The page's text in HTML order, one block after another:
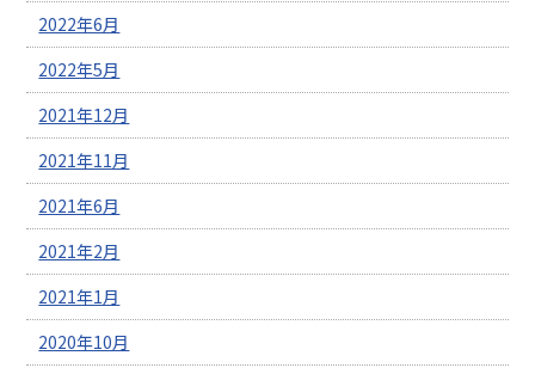
2022年6月
2022年5月
2021年12月
2021年11月
2021年6月
2021年2月
2021年1月
2020年10月